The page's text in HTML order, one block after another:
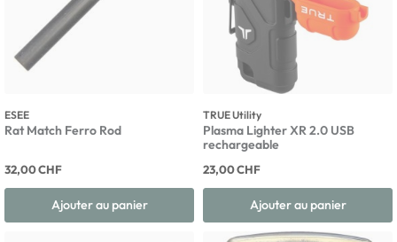
ESEE
Rat Match Ferro Rod
32,00 CHF
Ajouter au panier
TRUE Utility
Plasma Lighter XR 2.0 USB
rechargeable
23,00 CHF
Ajouter au panier